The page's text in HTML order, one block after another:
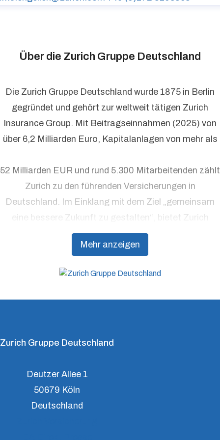
Über die Zurich Gruppe Deutschland
Mehr anzeigen
Die Zurich Gruppe Deutschland wurde 1875 in Berlin
gegründet und gehört zur weltweit tätigen Zurich
Insurance Group. Mit Beitragseinnahmen (2025) von
über 6,2 Milliarden Euro, Kapitalanlagen von mehr als
52 Milliarden EUR und rund 5.300 Mitarbeitenden zählt
Zurich zu den führenden Versicherungen in
Deutschland. Im Einklang mit dem Ziel „gemeinsam
eine bessere Zukunft zu gestalten“, bietet Zurich
Präventionsdienstleistungen an, die über traditionelle
Versicherungsprodukte hinausgehen, um Kunden
Zurich Gruppe Deutschland
Deutzer Allee 1
50679 Köln
Deutschland